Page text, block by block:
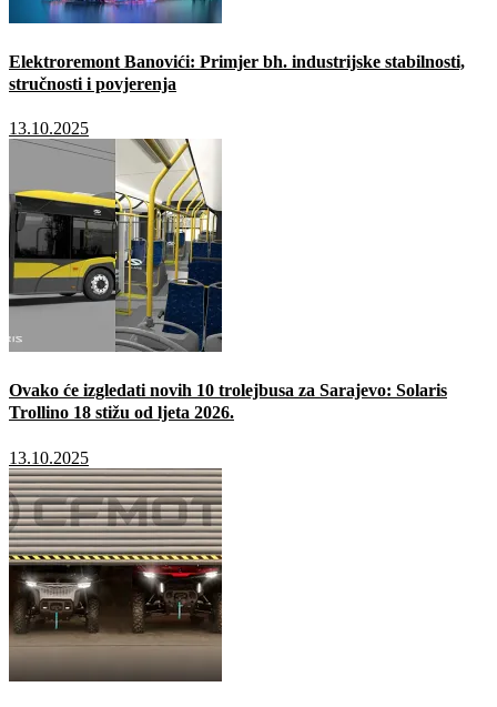
Elektroremont Banovići: Primjer bh. industrijske stabilnosti,
stručnosti i povjerenja
13.10.2025
Ovako će izgledati novih 10 trolejbusa za Sarajevo: Solaris
Trollino 18 stižu od ljeta 2026.
13.10.2025